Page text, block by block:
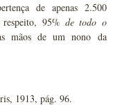
de apenas 2.500
95% de todo o
mãos de um nono da
1913, pág. 96.